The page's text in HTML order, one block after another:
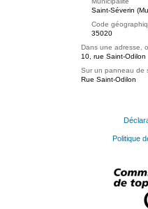
Saint-Séverin
Code
35020
Dans une adresse,
10, rue Saint-Odilon
Sur un panneau de
Rue Saint-Odilon
Politique